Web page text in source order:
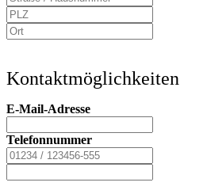
Kontaktmöglichkeiten
E-Mail-Adresse
Telefonnummer